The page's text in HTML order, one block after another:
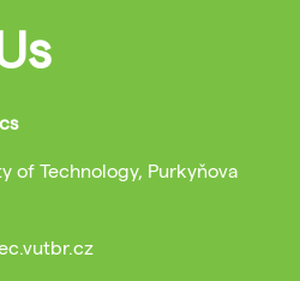
of Technology, Purkyňova